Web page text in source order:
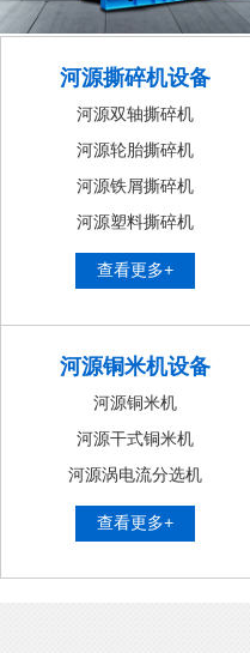
河源撕碎机设备
河源双轴撕碎机
河源轮胎撕碎机
河源铁屑撕碎机
河源塑料撕碎机
查看更多+
河源铜米机设备
河源铜米机
河源干式铜米机
河源涡电流分选机
查看更多+